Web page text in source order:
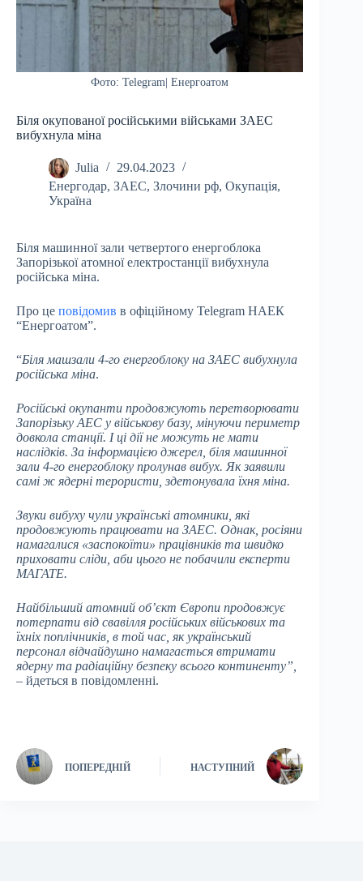
Фото: Telegram| Енергоатом
Біля окупованої російськими військами ЗАЕС
вибухнула міна
Julia
29.04.2023
Енергодар, ЗАЕС, Злочини рф, Окупація,
Україна
Біля машинної зали четвертого енергоблока
Запорізької атомної електростанції вибухнула
російська міна.
Про це повідомив в офіційному Telegram НАЕК
“Енергоатом”.
“Біля машзали 4-го енергоблоку на ЗАЕС вибухнула
російська міна.
Російські окупанти продовжують перетворювати
Запорізьку АЕС у військову базу, мінуючи периметр
довкола станції. І ці дії не можуть не мати
наслідків. За інформацією джерел, біля машинної
зали 4-го енергоблоку пролунав вибух. Як заявили
самі ж ядерні терористи, здетонувала їхня міна.
Звуки вибуху чули українські атомники, які
продовжують працювати на ЗАЕС. Однак, росіяни
намагалися «заспокоїти» працівників та швидко
приховати сліди, аби цього не побачили експерти
МАГАТЕ.
Найбільший атомний об’єкт Європи продовжує
потерпати від свавілля російських військових та
їхніх поплічників, в той час, як український
персонал відчайдушно намагається втримати
ядерну та радіаційну безпеку всього континенту”,
– йдеться в повідомленні.
ПОПЕРЕДНІЙ НАСТУПНИЙ